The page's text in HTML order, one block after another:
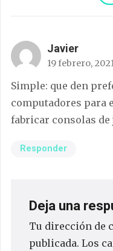
Javier
19 febrero,
Simple: que den
computadores para
fabricar consolas de
Responder
Deja una
Tu dirección de
publicada. Los